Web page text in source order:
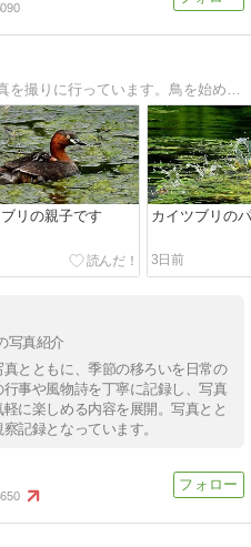
雨の日以外は、弁当持参で写真を撮りに行っています。鳥を始め、景色、飛行機、電車等を撮っています。
リの親子です カイツブリの
3日前
写真紹介
とともに、季節の移ろいを日常の
事や風物詩を丁寧に記録し、写真
に楽しめる内容を展開。写真とと
記録となっています。